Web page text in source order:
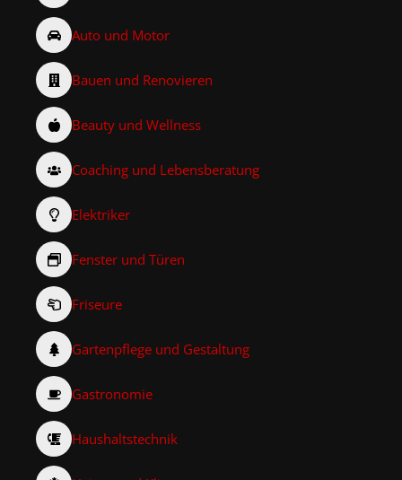
Auto und Motor
Bauen und Renovieren
Beauty und Wellness
Coaching und Lebensberatung
Elektriker
Fenster und Türen
Friseure
Gartenpflege und Gestaltung
Gastronomie
Haushaltstechnik